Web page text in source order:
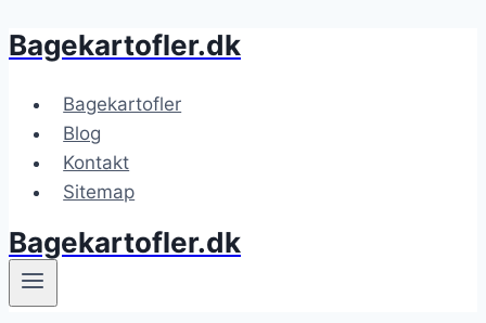
Fortsæt
indhold
Bagekartofler.dk
Bagekartofler
Blog
Kontakt
Sitemap
Bagekartofler.dk